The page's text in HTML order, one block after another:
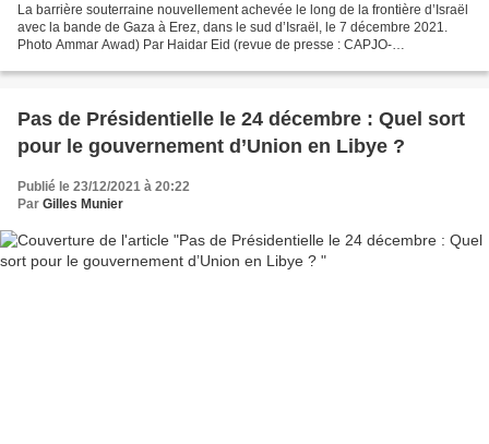
La barrière souterraine nouvellement achevée le long de la frontière d’Israël
avec la bande de Gaza à Erez, dans le sud d’Israël, le 7 décembre 2021.
Photo Ammar Awad) Par Haidar Eid (revue de presse : CAPJO-
Pas de Présidentielle le 24 décembre : Quel sort
pour le gouvernement d’Union en Libye ?
Publié le 23/12/2021 à 20:22
Par Gilles Munier